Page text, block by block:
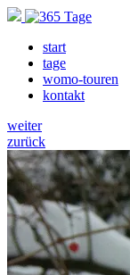
start
tage
womo-touren
kontakt
weiter
zurück